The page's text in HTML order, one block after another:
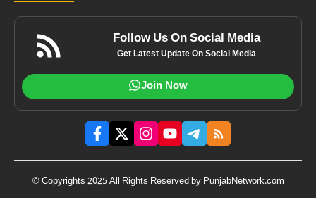
Follow Us On Social Media
Get Latest Update On Social Media
Join Now
© Copyrights 2025 All Rights Reserved by PunjabNetwork.com